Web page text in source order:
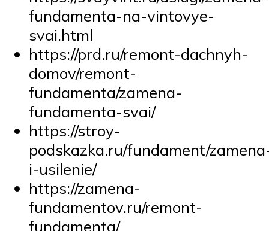
fundamenta-na-vintovye-
svai.html
https://prd.ru/remont-dachnyh-
domov/remont-
fundamenta/zamena-
fundamenta-svai/
https://stroy-
podskazka.ru/fundament/
i-usilenie/
https://zamena-
fundamentov.ru/remont-
fundamenta/